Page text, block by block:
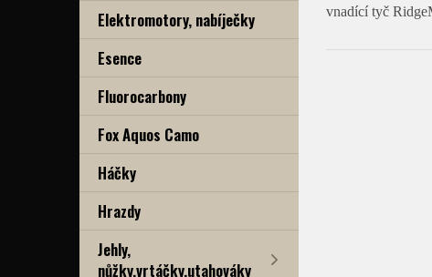
Elektromotory, nabíječky
Esence
Fluorocarbony
Fox Aquos Camo
Háčky
Hrazdy
Jehly,
nůžky,vrtáčky,utahováky
vnadící tyč